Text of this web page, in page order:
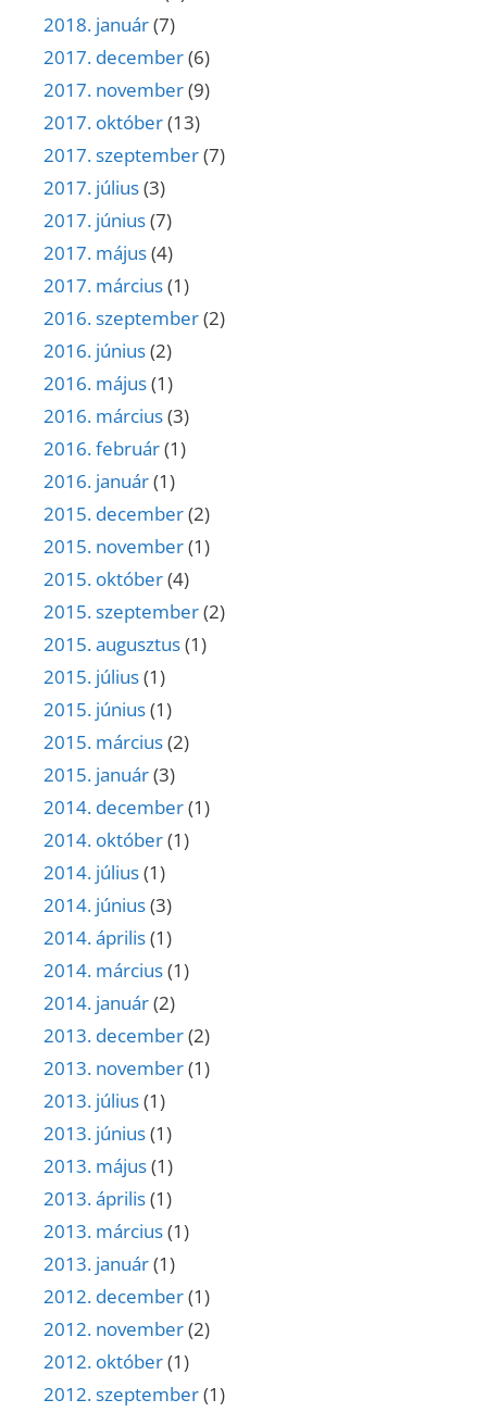
2018. január(7)
2017. december(6)
2017. november(9)
2017. október(13)
2017. szeptember(7)
2017. július(3)
2017. június(7)
2017. május(4)
2017. március(1)
2016. szeptember(2)
2016. június(2)
2016. május(1)
2016. március(3)
2016. február(1)
2016. január(1)
2015. december(2)
2015. november(1)
2015. október(4)
2015. szeptember(2)
2015. augusztus(1)
2015. július(1)
2015. június(1)
2015. március(2)
2015. január(3)
2014. december(1)
2014. október(1)
2014. július(1)
2014. június(3)
2014. április(1)
2014. március(1)
2014. január(2)
2013. december(2)
2013. november(1)
2013. július(1)
2013. június(1)
2013. május(1)
2013. április(1)
2013. március(1)
2013. január(1)
2012. december(1)
2012. november(2)
2012. október(1)
2012. szeptember(1)